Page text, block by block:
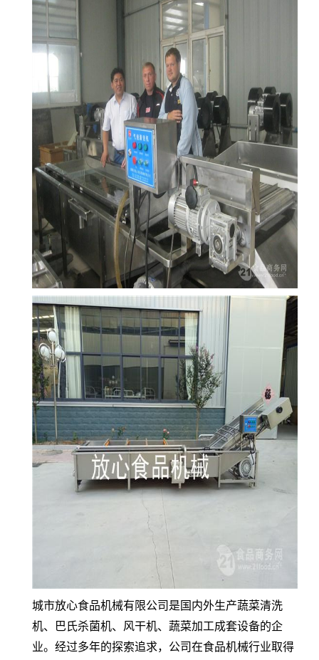
城市放心食品机械有限公司是国内外生产蔬菜清洗
机、巴氏杀菌机、风干机、蔬菜加工成套设备的企
业。经过多年的探索追求，公司在食品机械行业取得